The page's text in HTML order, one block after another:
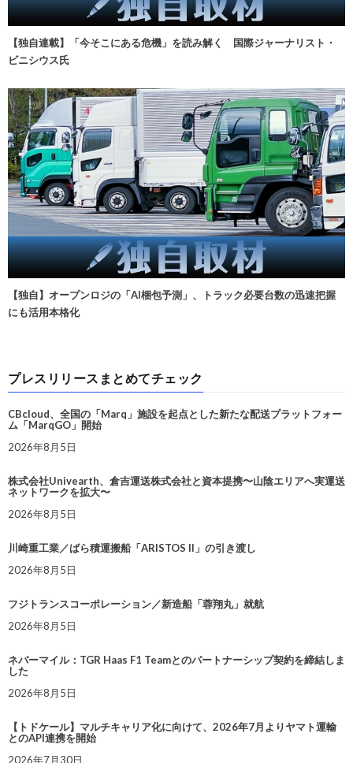
【独自連載】「今そこにある危機」を読み解く 国際ジャーナリスト・
ビニシウス氏
【独自】オープンロジの「AI梱包予測」、トラック必要台数の迅速把握
にも活用本格化
プレスリリースまとめてチェック
CBcloud、全国の「Marq」施設を起点とした新たな配送プラットフォー
ム「MarqGO」開始
2026年8月5日
株式会社Univearth、倉吉運送株式会社と資本提携〜山陰エリアへ実運送
ネットワークを拡大〜
2026年8月5日
川崎重工業／ばら積運搬船「ARISTOS II」の引き渡し
2026年8月5日
フジトランスコーポレーション／新造船「蓉翔丸」就航
2026年8月5日
ネバーマイル：TGR Haas F1 Teamとのパートナーシップ契約を締結しま
した
2026年8月5日
【トドケール】マルチキャリア化に向けて、2026年7月よりヤマト運輸
とのAPI連携を開始
2026年7月30日